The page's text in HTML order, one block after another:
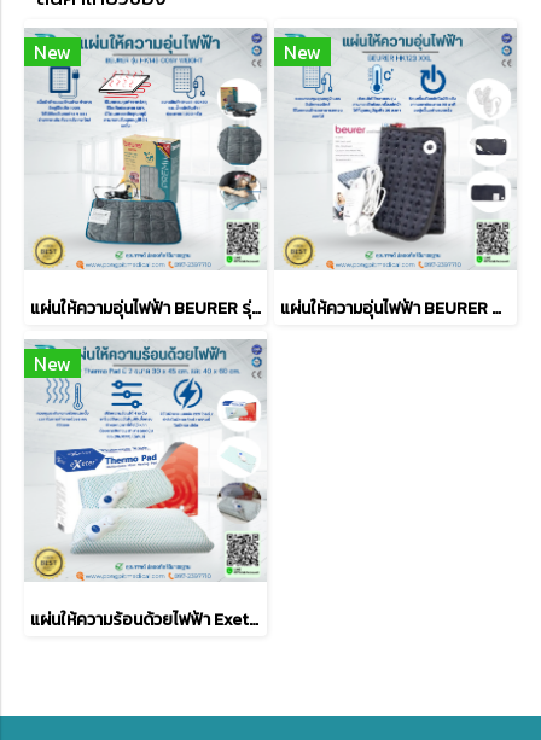
New
แผ่นให้ความอุ่นไฟฟ้า BEURER รุ่น HK145 COSY WEIGHT
New
แผ่นให้ความอุ่นไฟฟ้า BEURER HK123 XXL
New
แผ่นให้ความร้อนด้วยไฟฟ้า Exeter Thermo Pad มี 2 ขนาด